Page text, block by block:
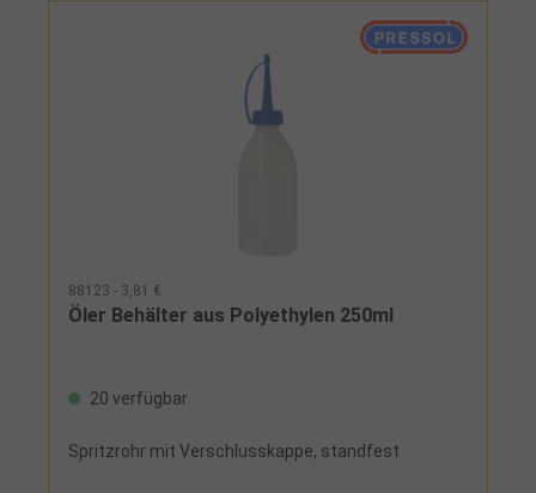
88123 - 3,81 €
Öler Behälter aus Polyethylen 250ml
20 verfügbar
Spritzrohr mit Verschlusskappe, standfest